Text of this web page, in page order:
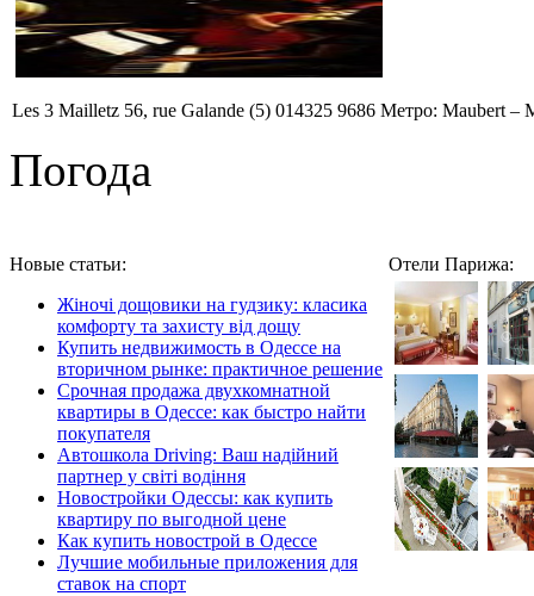
Les 3 Mailletz 56, rue Galande (5) 014325 9686 Метро: Maubert
Погода
Новые статьи:
Жіночі дощовики на гудзику: класика
комфорту та захисту від дощу
Купить недвижимость в Одессе на
вторичном рынке: практичное решение
Срочная продажа двухкомнатной
квартиры в Одессе: как быстро найти
покупателя
Автошкола Driving: Ваш надійний
партнер у світі водіння
Новостройки Одессы: как купить
квартиру по выгодной цене
Как купить новострой в Одессе
Лучшие мобильные приложения для
ставок на спорт
Отели Парижа: